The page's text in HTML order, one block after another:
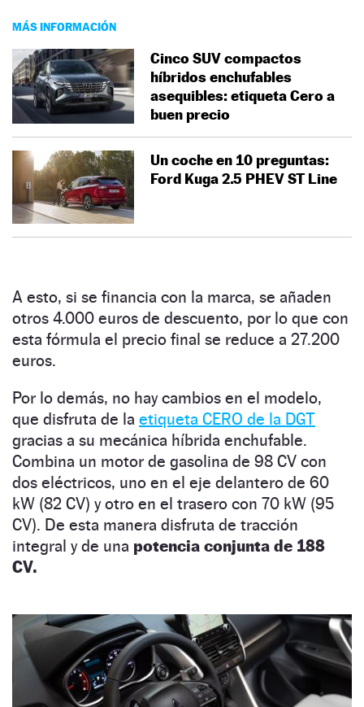
MÁS INFORMACIÓN
Cinco SUV compactos
híbridos enchufables
asequibles: etiqueta Cero a
buen precio
Un coche en 10 preguntas:
Ford Kuga 2.5 PHEV ST Line
A esto, si se financia con la marca, se añaden
otros 4.000 euros de descuento, por lo que con
esta fórmula el precio final se reduce a 27.200
euros.
Por lo demás, no hay cambios en el modelo,
que disfruta de la etiqueta CERO de la DGT
gracias a su mecánica híbrida enchufable.
Combina un motor de gasolina de 98 CV con
dos eléctricos, uno en el eje delantero de 60
kW (82 CV) y otro en el trasero con 70 kW (95
CV). De esta manera disfruta de tracción
integral y de una potencia conjunta de 188
CV.